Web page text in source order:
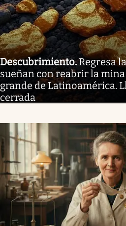
Descubrimiento.Regresa
sueñan con reabrir la
grande de Latinoamérica.
cerrada